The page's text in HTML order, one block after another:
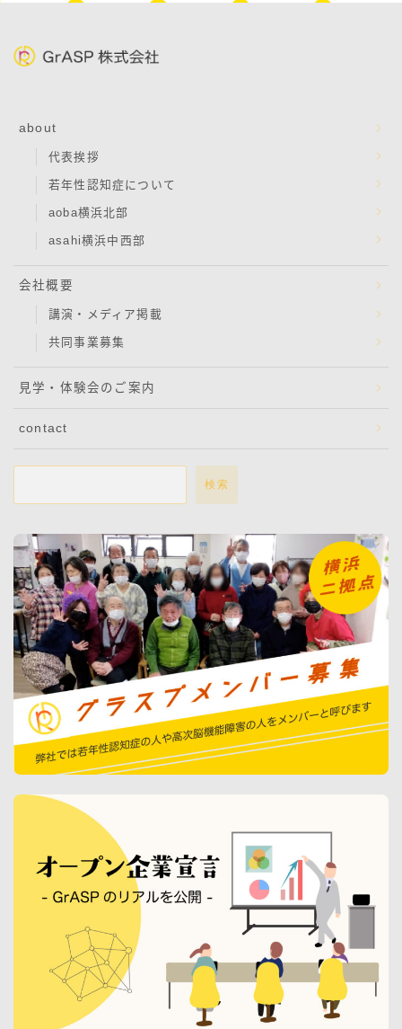
about
代表挨拶
若年性認知症について
aoba横浜北部
asahi横浜中西部
会社概要
講演・メディア掲載
共同事業募集
見学・体験会のご案内
contact
検索